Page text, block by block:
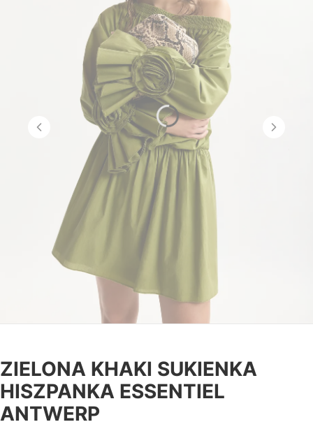
ZIELONA KHAKI SUKIENKA
HISZPANKA ESSENTIEL
ANTWERP